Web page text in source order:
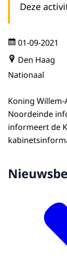
Deze
01-09-2021
Den Haag
Nationaal
Koning
Noordeinde
informeert de